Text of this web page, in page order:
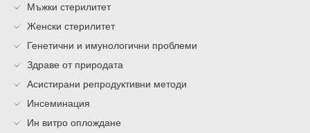
Мъжки стерилитет
Женски стерилитет
Генетични и имунологични проблеми
Здраве от природата
Асистирани репродуктивни методи
Инсеминация
Ин витро оплождане